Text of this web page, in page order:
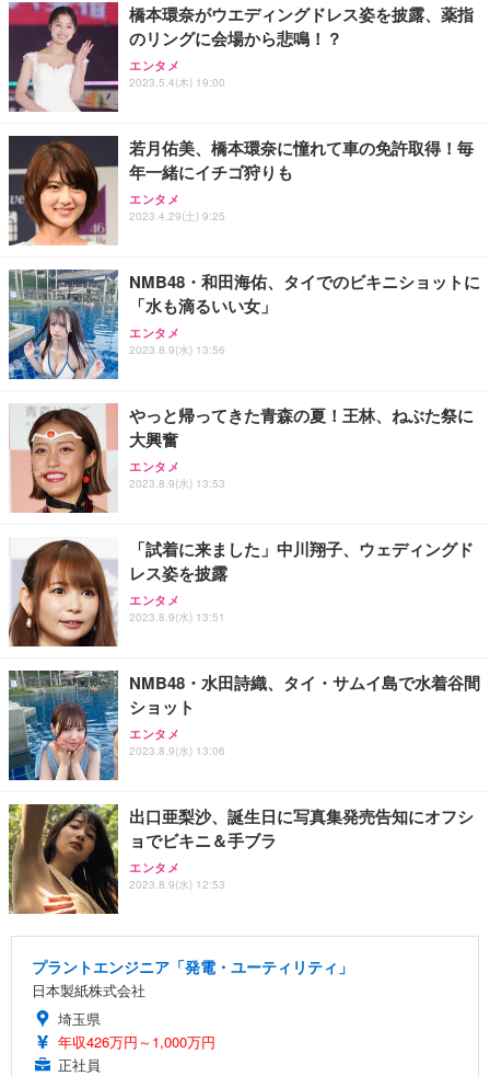
務用 おしゃれ パソコンチェア (ブラック)
Sezlife オフィスチェア デスクチェア 疲れない テレ
ワーク チェア 強化バックレスト 30度ロッキング機
能 人間工学 椅子 腰サポート 90度跳ね上げ式アーム
務用 おしゃれ パソコンチェア (ホワイト)
ANDWINT オフィスチェア デスクチェア 肘なし メ
ッシュ 通気性 ランバーサポート付き 腰サポート ガ
ス圧無段階昇降 360度回転 キャスター付き コンパク
【整備済み品】Dell E2724HS 27インチ 液晶モニタ
ー フルHD（1920×1080）VA 非光沢 HDMI/DisplayP
ort/VGA スピーカー内蔵 高さ調整 スイベル VESA対
【MiniLED/24.5inch/280Hz/FHD】GRAPHT THE S
HOOTER Gaming Monitor 24” Essential ゲーミン
グモニター QD 24.5インチ 1ms FHD 量子ドット 残
Smart Basic(スマートベーシック) 【Amazon.co.jp
限定】 Smart Basic アイリスオーヤマ ペットシーツ
超厚型 お徳用 ワイド 100枚入 (x 1) (ケース販売)
アイリスオーヤマ ペットシーツ 超厚型 お徳用 レギ
ュラー 200枚入【Amazon.co.jp限定】
橋本環奈がウエディングドレス姿を披露、薬指
のリングに会場から悲鳴！？
エンタメ
2023.5.4(木) 19:00
若月佑美、橋本環奈に憧れて車の免許取得！毎
年一緒にイチゴ狩りも
エンタメ
2023.4.29(土) 9:25
NMB48・和田海佑、タイでのビキニショットに
「水も滴るいい女」
エンタメ
2023.8.9(水) 13:56
やっと帰ってきた青森の夏！王林、ねぶた祭に
大興奮
エンタメ
2023.8.9(水) 13:53
「試着に来ました」中川翔子、ウェディングド
レス姿を披露
エンタメ
2023.8.9(水) 13:51
NMB48・水田詩織、タイ・サムイ島で水着谷間
ショット
エンタメ
2023.8.9(水) 13:06
出口亜梨沙、誕生日に写真集発売告知にオフシ
ョでビキニ＆手ブラ
エンタメ
2023.8.9(水) 12:53
プラントエンジニア「発電・ユーティリティ」
日本製紙株式会社
埼玉県
年収426万円～1,000万円
正社員